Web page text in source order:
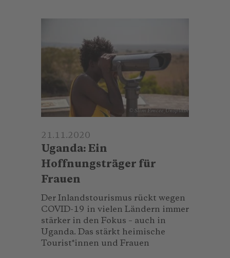
© Slim Emcee_Unsplash
21.11.2020
Uganda: Ein
Hoffnungsträger für
Frauen
Der Inlandstourismus rückt wegen
COVID-19 in vielen Ländern immer
stärker in den Fokus – auch in
Uganda. Das stärkt heimische
Tourist*innen und Frauen